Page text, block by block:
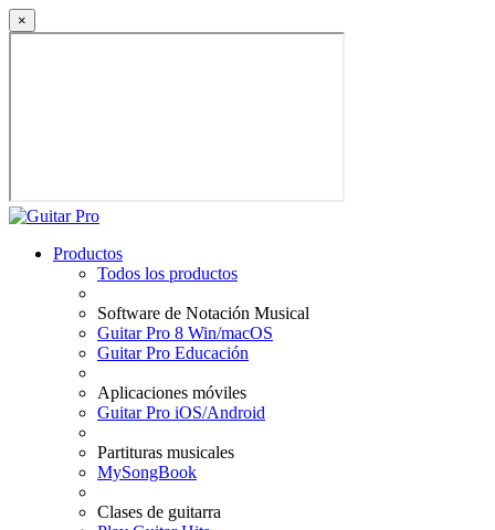
×
Productos
Todos los productos
Software de Notación Musical
Guitar Pro 8 Win/macOS
Guitar Pro Educación
Aplicaciones móviles
Guitar Pro iOS/Android
Partituras musicales
MySongBook
Clases de guitarra